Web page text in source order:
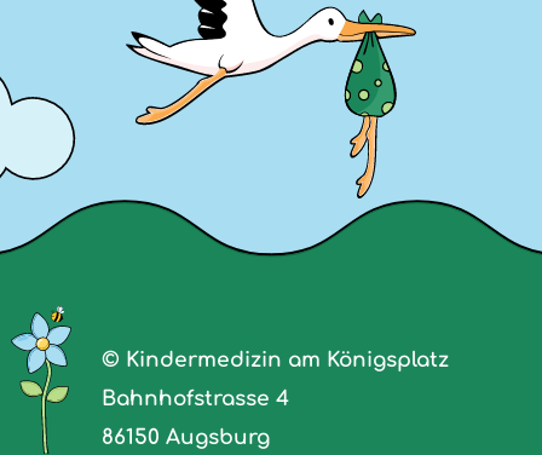
© Kindermedizin am Königsplatz
Bahnhofstrasse 4
86150 Augsburg